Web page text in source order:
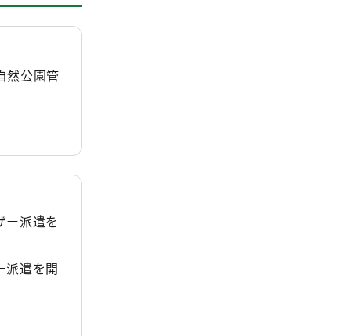
然公園管
ー派遣を
派遣を開